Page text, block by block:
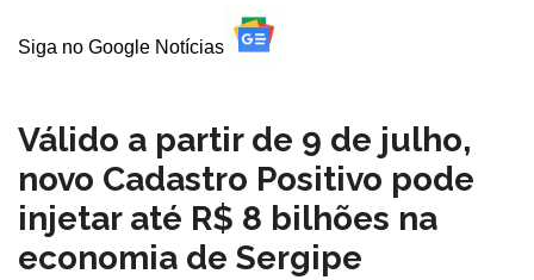
Siga no Google Notícias
Válido a partir de 9 de julho,
novo Cadastro Positivo pode
injetar até R$ 8 bilhões na
economia de Sergipe